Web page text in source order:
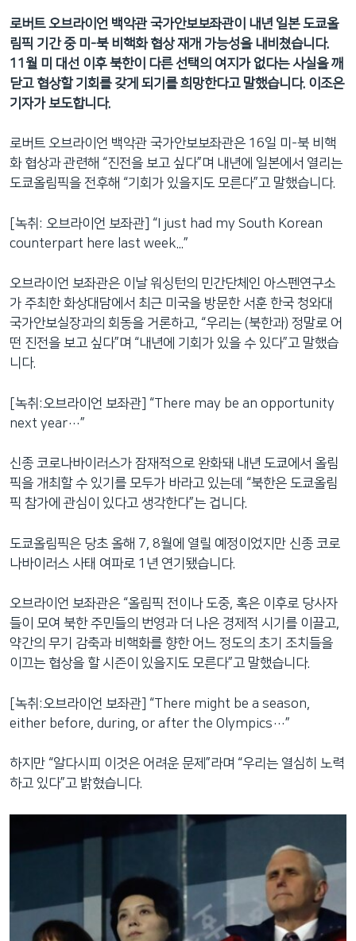
으
로
검
으
로
이
로버트 오브라이언 백악관 국가안보보좌관이 내년 일본 도쿄올
림픽 기간 중 미-북 비핵화 협상 재개 가능성을 내비쳤습니다.
11월 미 대선 이후 북한이 다른 선택의 여지가 없다는 사실을 깨
닫고 협상할 기회를 갖게 되기를 희망한다고 말했습니다. 이조은
기자가 보도합니다.
로버트 오브라이언 백악관 국가안보보좌관은 16일 미-북 비핵
화 협상과 관련해 “진전을 보고 싶다”며 내년에 일본에서 열리는
도쿄올림픽을 전후해 “기회가 있을지도 모른다”고 말했습니다.
[녹취: 오브라이언 보좌관] “I just had my South Korean
counterpart here last week...”
오브라이언 보좌관은 이날 워싱턴의 민간단체인 아스펜연구소
가 주최한 화상대담에서 최근 미국을 방문한 서훈 한국 청와대
국가안보실장과의 회동을 거론하고, “우리는 (북한과) 정말로 어
떤 진전을 보고 싶다”며 “내년에 기회가 있을 수 있다”고 말했습
니다.
[녹취:오브라이언 보좌관] “There may be an opportunity
next year…”
신종 코로나바이러스가 잠재적으로 완화돼 내년 도쿄에서 올림
픽을 개최할 수 있기를 모두가 바라고 있는데 “북한은 도쿄올림
픽 참가에 관심이 있다고 생각한다”는 겁니다.
도쿄올림픽은 당초 올해 7, 8월에 열릴 예정이었지만 신종 코로
나바이러스 사태 여파로 1년 연기됐습니다.
오브라이언 보좌관은 “올림픽 전이나 도중, 혹은 이후로 당사자
들이 모여 북한 주민들의 번영과 더 나은 경제적 시기를 이끌고,
약간의 무기 감축과 비핵화를 향한 어느 정도의 초기 조치들을
이끄는 협상을 할 시즌이 있을지도 모른다”고 말했습니다.
[녹취:오브라이언 보좌관] “There might be a season,
either before, during, or after the Olympics…”
하지만 “알다시피 이것은 어려운 문제”라며 “우리는 열심히 노력
하고 있다”고 밝혔습니다.